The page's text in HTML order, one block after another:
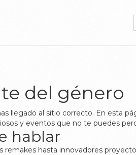
del género
llegado al sitio correcto. En esta
y eventos que no te puedes
hablar
hasta innovadores